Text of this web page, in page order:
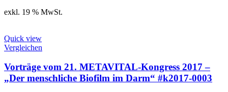
exkl. 19 % MwSt.
Quick view
Vergleichen
Vorträge vom 21. METAVITAL-Kongress 2017 –
„Der menschliche Biofilm im Darm“ #k2017-0003